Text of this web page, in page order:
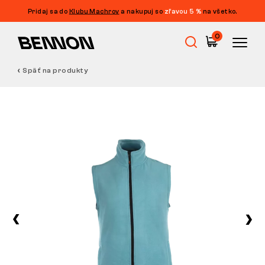
Pridaj sa do Klubu Machrov a nakupuj so zľavou 5 % na všetko.
0
Voľnočasová obuv
Späť na produkty